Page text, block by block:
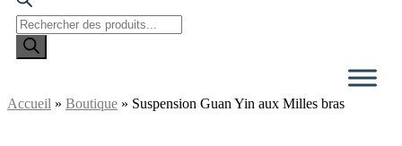
Recherche
de
Accueil » Boutique » Suspension Guan Yin aux Milles bras